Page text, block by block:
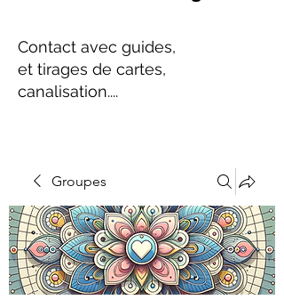
Contact avec guides,
et tirages de cartes,
canalisation....
Groupes